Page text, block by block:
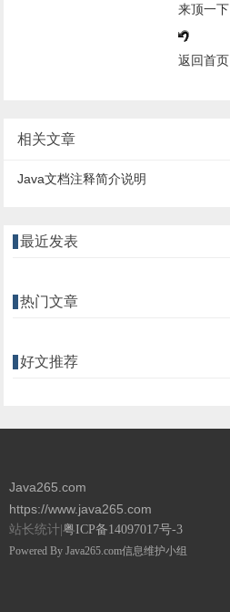
来顶一下
返回首页
相关文章
Java文档注释简介说明
最近发表
热门文章
好文推荐
Java265.com
https://www.java265.com
站长统计| 粤ICP备14097017号-3
Powered By Java265.com信息维护小组